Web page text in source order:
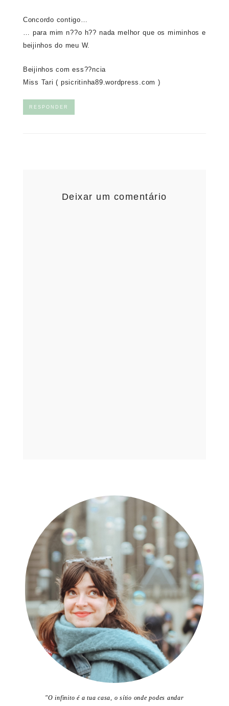
Concordo contigo…
… para mim n??o h?? nada melhor que os miminhos e
beijinhos do meu W.
Beijinhos com ess??ncia
Miss Tari ( psicritinha89.wordpress.com )
RESPONDER
Deixar um comentário
"O infinito é a tua casa, o sítio onde podes andar